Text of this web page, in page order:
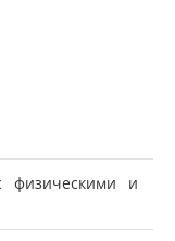
физическими и